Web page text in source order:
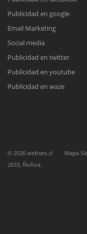
Nuestros ejecutivos le
Complete el
Todos nuestros
para enviarnos un
Publicidad en google
Email Marketing
Social media
Publicidad en twitter
Publicidad en youtube
Publicidad en waze
© 2026 webseo.cl Mapa
2633, Ñuñoa.